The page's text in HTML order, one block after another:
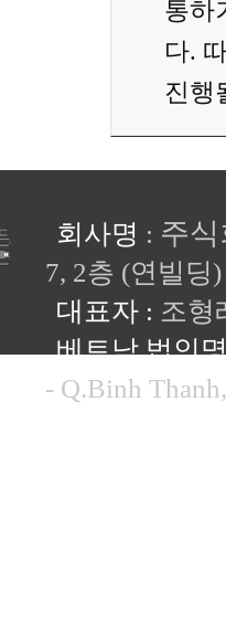
통하
다.
진행
회사명 : 주
7, 2층 (연빌딩)
대표자 : 조형
베트남 법인
- Q.Binh